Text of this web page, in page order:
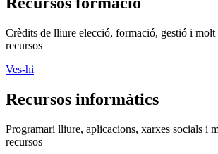
Crèdits de lliure elecció, formació, gestió i molt
recursos
Ves-hi
Recursos informàtics
Programari lliure, aplicacions, xarxes socials i
recursos